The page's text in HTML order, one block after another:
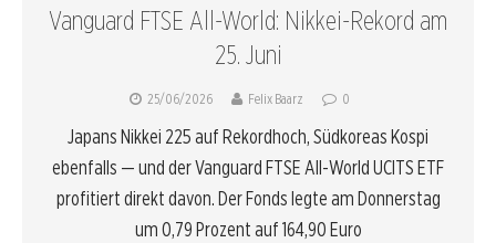
Vanguard FTSE All-World: Nikkei-Rekord am
25. Juni
25/06/2026 Felix Baarz 0
Japans Nikkei 225 auf Rekordhoch, Südkoreas Kospi
ebenfalls — und der Vanguard FTSE All-World UCITS ETF
profitiert direkt davon. Der Fonds legte am Donnerstag
um 0,79 Prozent auf 164,90 Euro